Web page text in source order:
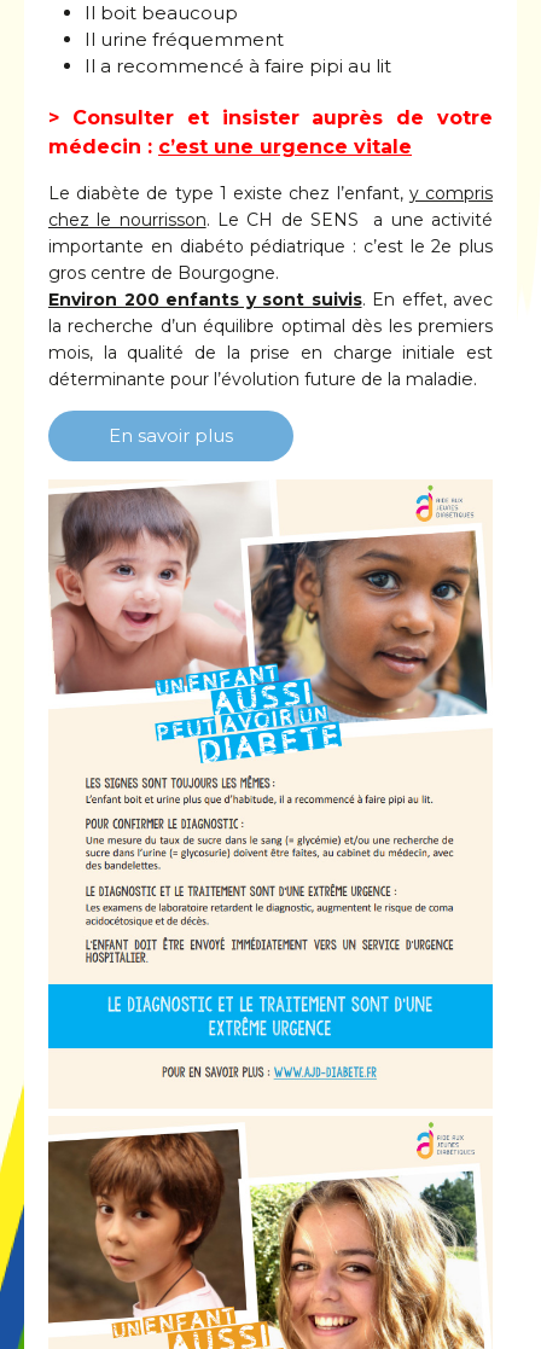
Il boit beaucoup
Il urine fréquemment
Il a recommencé à faire pipi au lit
> Consulter et insister auprès de votre
médecin : c’est une urgence vitale
Le diabète de type 1 existe chez l’enfant, y compris
chez le nourrisson. Le CH de SENS a une activité
importante en diabéto pédiatrique : c’est le 2e plus
gros centre de Bourgogne.
Environ 200 enfants y sont suivis. En effet, avec
la recherche d’un équilibre optimal dès les premiers
mois, la qualité de la prise en charge initiale est
déterminante pour l’évolution future de la maladie.
En savoir plus